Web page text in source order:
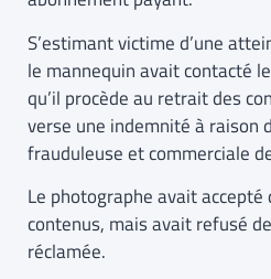
S’estimant victime d’une
le mannequin avait contacté
qu’il procède au retrait des
verse une indemnité à raison
frauduleuse et commerciale
Le photographe avait
contenus, mais avait refusé
réclamée.